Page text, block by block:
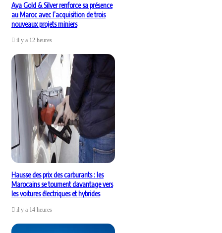
Aya Gold & Silver renforce sa présence
au Maroc avec l’acquisition de trois
nouveaux projets miniers
il y a 12 heures
Hausse des prix des carburants : les
Marocains se tournent davantage vers
les voitures électriques et hybrides
il y a 14 heures